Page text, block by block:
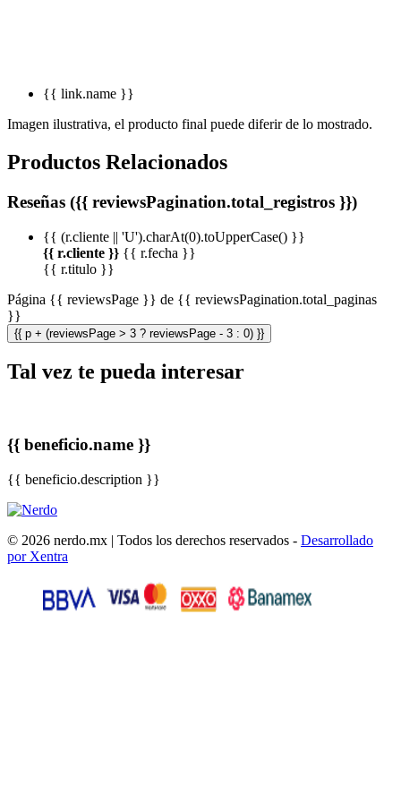
{{ link.name }}
Imagen ilustrativa, el producto final puede diferir de lo mostrado.
Productos Relacionados
Reseñas ({{ reviewsPagination.total_registros }})
{{ (r.cliente || 'U').charAt(0).toUpperCase() }}
{{ r.cliente }} {{ r.fecha }}
{{ r.titulo }}
Página {{ reviewsPage }} de {{ reviewsPagination.total_paginas
}}
{{ p + (reviewsPage > 3 ? reviewsPage - 3 : 0) }}
Tal vez te pueda interesar
{{ beneficio.name }}
{{ beneficio.description }}
© 2026 nerdo.mx | Todos los derechos reservados - Desarrollado
por Xentra